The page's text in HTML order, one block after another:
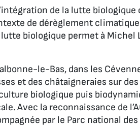
de la lutte
de dérèglement
biologique permet à
le-Bas, dans les
et des châtaigneraies sur
biologique puis
Avec la reconnaissance de
par le Parc national